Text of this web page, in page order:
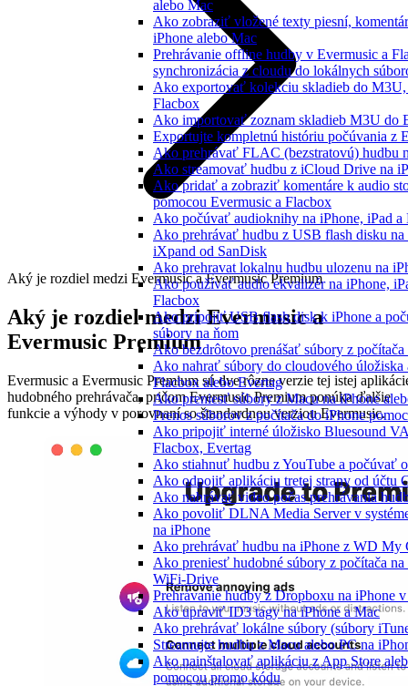
alebo Mac
Ako zobraziť vložené texty piesní,
iPhone alebo Mac
Prehrávanie offline hudby v Evermusic a
synchronizácia z cloudu do lokálnych
Ako exportovať kolekciu skladieb do
Flacbox
Ako importovať zoznam skladieb M3U do
Exportujte kompletnú históriu počúvania z
Ako prehrávať FLAC (bezstratovú) hudbu
Ako streamovať hudbu z iCloud Drive na
Ako pridať a zobraziť komentáre k audio
pomocou Evermusic a Flacbox
Ako počúvať audioknihy na iPhone, iPad a
Ako prehrávať hudbu z USB flash disku
iXpand od SanDisk
Ako prehravat lokalnu hudbu ulozenu na
Ako používať audio ekvalizér na iPhone,
Flacbox
Ako pripojiť USB flash disk k iPhone a
súbory na ňom
Ako bezdrôtovo prenášať súbory z
Ako nahrať súbory do cloudového
Flacbox alebo Evertag
Ako preniesť súbory z Macu na iPhone
Prenos súborov z počítača do iPhone
Ako pripojiť interné úložisko Bluesound
Flacbox, Evertag
Ako stiahnuť hudbu z YouTube a počúvať
Ako odpojiť aplikáciu tretej strany od účtu
Ako nahrávať video počas prehrávania
Ako povoliť DLNA Media Server v
na iPhone
Ako prehrávať hudbu na iPhone z WD My
Ako preniesť hudobné súbory z počítača
WiFi-Drive
Prehrávanie hudby z Dropboxu na iPhone
Ako upraviť ID3 tagy na iPhone a Mac
Ako prehrávať lokálne súbory (súbory
Streamujte hudbu z Macu alebo PC na
Ako nainštalovať aplikáciu z App Store
pomocou promo kódu
Aký je rozdiel medzi Evermusic a Evermusic Premium
Aký je rozdiel medzi Evermusic a
Evermusic Premium
Evermusic a Evermusic Premium sú dve rôzne verzie tej istej
hudobného prehrávača, pričom Evermusic Premium ponúka ďalšie
funkcie a výhody v porovnaní so štandardnou verziou Evermusic.